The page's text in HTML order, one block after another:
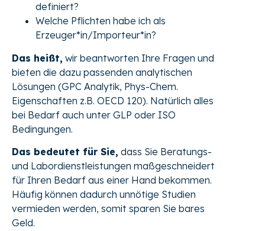
definiert?
Welche Pflichten habe ich als
Erzeuger*in/Importeur*in?
Das heißt, wir beantworten Ihre Fragen und
bieten die dazu passenden analytischen
Lösungen (GPC Analytik, Phys-Chem.
Eigenschaften z.B. OECD 120). Natürlich alles
bei Bedarf auch unter GLP oder ISO
Bedingungen.
Das bedeutet für Sie, dass Sie Beratungs-
und Labordienstleistungen maßgeschneidert
für Ihren Bedarf aus einer Hand bekommen.
Häufig können dadurch unnötige Studien
vermieden werden, somit sparen Sie bares
Geld.